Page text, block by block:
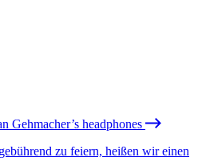
Gehmacher’s headphones
zu feiern, heißen wir einen